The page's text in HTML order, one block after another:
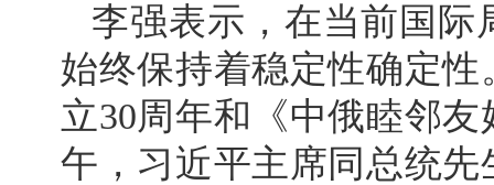
李强表示，在当前国际
始终保持着稳定性确定
立30周年和《中俄睦邻
午，习近平主席同总统